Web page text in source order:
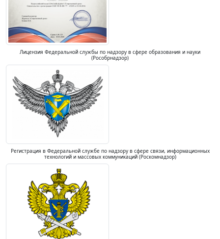
Лицензия Федеральной службы по надзору в сфере образования и науки
(Рособрнадзор)
Регистрация в Федеральной службе по надзору в сфере связи, информационных
технологий и массовых коммуникаций (Роскомнадзор)